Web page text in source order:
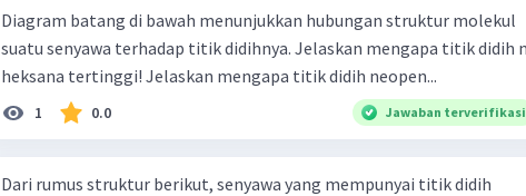
Diagram batang di bawah menunjukkan hubungan struktur molekul
suatu senyawa terhadap titik didihnya. Jelaskan mengapa titik didih n-
heksana tertinggi! Jelaskan mengapa titik didih neopen...
1 0.0 Jawaban terverifikasi
Dari rumus struktur berikut, senyawa yang mempunyai titik didih